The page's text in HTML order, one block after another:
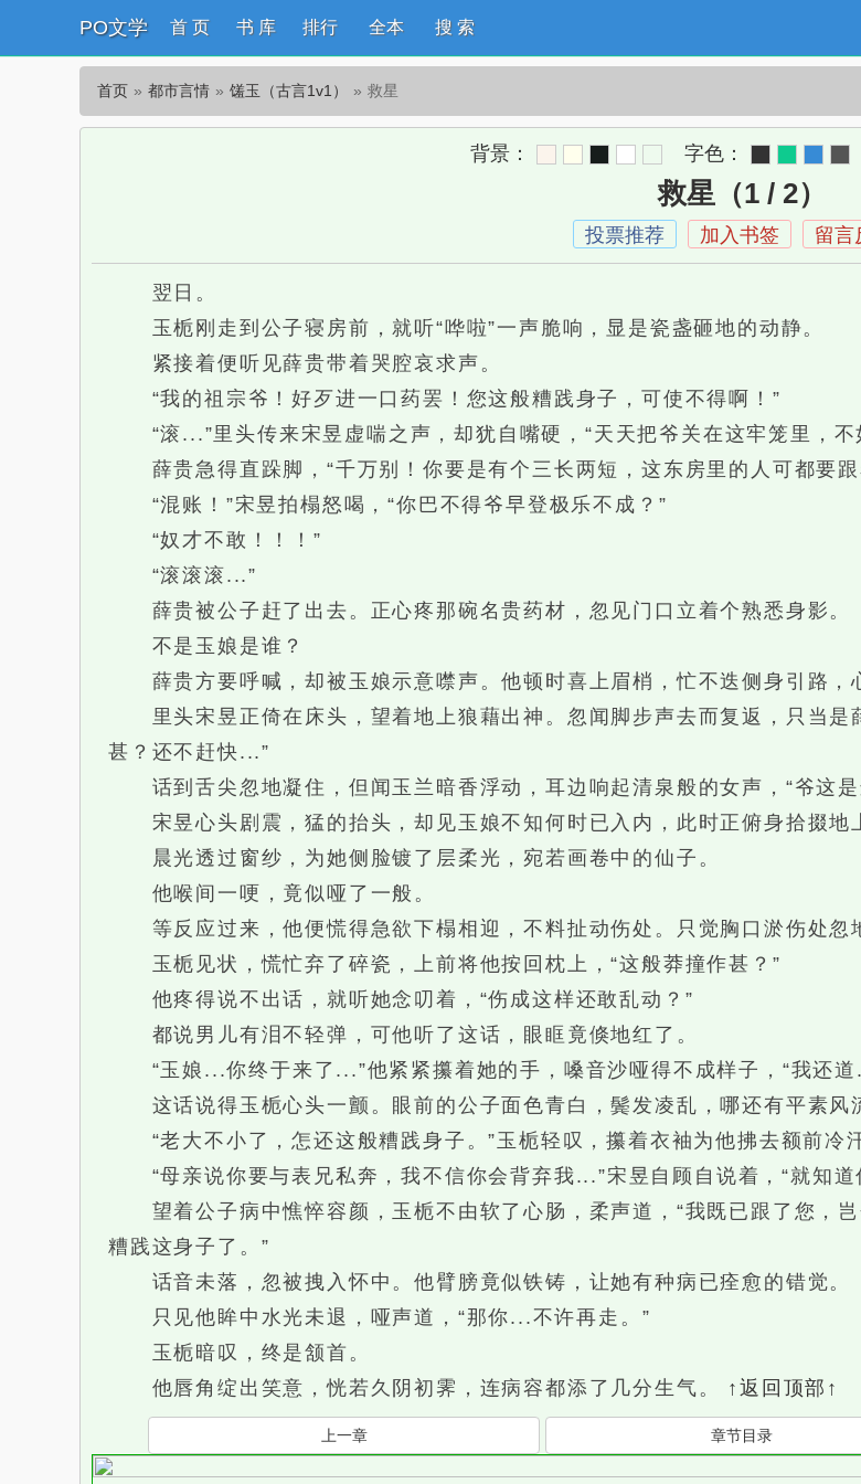
PO文学 首 页 书 库 排行 全本 搜 索
首页 都市言情 馐玉（古言1v1） 救星
背景： 字色：
救星（1 / 2）
投票推荐 加入书签 留言
翌日。
玉栀刚走到公子寝房前，就听“哗啦”一声脆响，显是瓷盏砸地的动静。
紧接着便听见薛贵带着哭腔哀求声。
“我的祖宗爷！好歹进一口药罢！您这般糟践身子，可使不得啊！”
“滚...”里头传来宋昱虚喘之声，却犹自嘴硬，“天天把爷关在这牢笼里，不
薛贵急得直跺脚，“千万别！你要是有个三长两短，这东房里的人可都要跟
“混账！”宋昱拍榻怒喝，“你巴不得爷早登极乐不成？”
“奴才不敢！！！”
“滚滚滚...”
薛贵被公子赶了出去。正心疼那碗名贵药材，忽见门口立着个熟悉身影。
不是玉娘是谁？
薛贵方要呼喊，却被玉娘示意噤声。他顿时喜上眉梢，忙不迭侧身引路，
里头宋昱正倚在床头，望着地上狼藉出神。忽闻脚步声去而复返，只当是
甚？还不赶快...”
话到舌尖忽地凝住，但闻玉兰暗香浮动，耳边响起清泉般的女声，“爷这是
宋昱心头剧震，猛的抬头，却见玉娘不知何时已入内，此时正俯身拾掇地
晨光透过窗纱，为她侧脸镀了层柔光，宛若画卷中的仙子。
他喉间一哽，竟似哑了一般。
等反应过来，他便慌得急欲下榻相迎，不料扯动伤处。只觉胸口淤伤处忽
玉栀见状，慌忙弃了碎瓷，上前将他按回枕上，“这般莽撞作甚？”
他疼得说不出话，就听她念叨着，“伤成这样还敢乱动？”
都说男儿有泪不轻弹，可他听了这话，眼眶竟倏地红了。
“玉娘...你终于来了...”他紧紧攥着她的手，嗓音沙哑得不成样子，“我还
这话说得玉栀心头一颤。眼前的公子面色青白，鬓发凌乱，哪还有平素风
“老大不小了，怎还这般糟践身子。”玉栀轻叹，攥着衣袖为他拂去额前冷汗
“母亲说你要与表兄私奔，我不信你会背弃我...”宋昱自顾自说着，“就知道
望着公子病中憔悴容颜，玉栀不由软了心肠，柔声道，“我既已跟了您，
糟践这身子了。”
话音未落，忽被拽入怀中。他臂膀竟似铁铸，让她有种病已痊愈的错觉。
只见他眸中水光未退，哑声道，“那你...不许再走。”
玉栀暗叹，终是颔首。
他唇角绽出笑意，恍若久阴初霁，连病容都添了几分生气。 ↑返回顶部↑
上一章 章节目录